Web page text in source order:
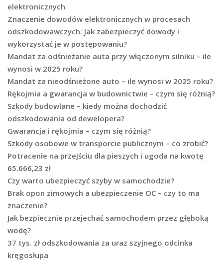
elektronicznych
Znaczenie dowodów elektronicznych w procesach
odszkodowawczych: Jak zabezpieczyć dowody i
wykorzystać je w postępowaniu?
Mandat za odśnieżanie auta przy włączonym silniku – ile
wynosi w 2025 roku?
Mandat za nieodśnieżone auto – ile wynosi w 2025 roku?
Rękojmia a gwarancja w budownictwie – czym się różnią?
Szkody budowlane – kiedy można dochodzić
odszkodowania od dewelopera?
Gwarancja i rękojmia – czym się różnią?
Szkody osobowe w transporcie publicznym – co zrobić?
Potracenie na przejściu dla pieszych i ugoda na kwotę
65.666,23 zł
Czy warto ubezpieczyć szyby w samochodzie?
Brak opon zimowych a ubezpieczenie OC – czy to ma
znaczenie?
Jak bezpiecznie przejechać samochodem przez głęboką
wodę?
37 tys. zł odszkodowania za uraz szyjnego odcinka
kręgosłupa